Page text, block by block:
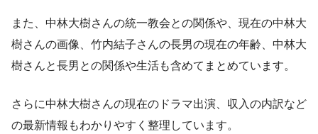
また、中林大樹さんの統一教会との関係や、現在の中林大
樹さんの画像、竹内結子さんの長男の現在の年齢、中林大
樹さんと長男との関係や生活も含めてまとめています。
さらに中林大樹さんの現在のドラマ出演、収入の内訳など
の最新情報もわかりやすく整理しています。